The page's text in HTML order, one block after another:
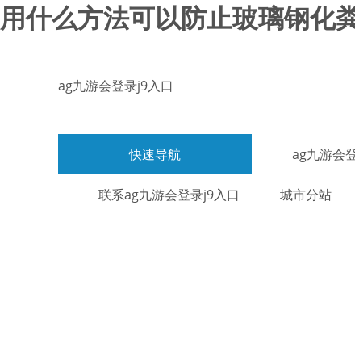
用什么方法可以防止玻璃钢化
ag九游会登录j9入口
快速导航 ag九游会
联系ag九游会登录j9入口 城市分站